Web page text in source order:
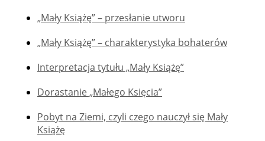
„Mały Książę” – przesłanie utworu
„Mały Książę” – charakterystyka bohaterów
Interpretacja tytułu „Mały Książę”
Dorastanie „Małego Księcia”
Pobyt na Ziemi, czyli czego nauczył się Mały
Książę